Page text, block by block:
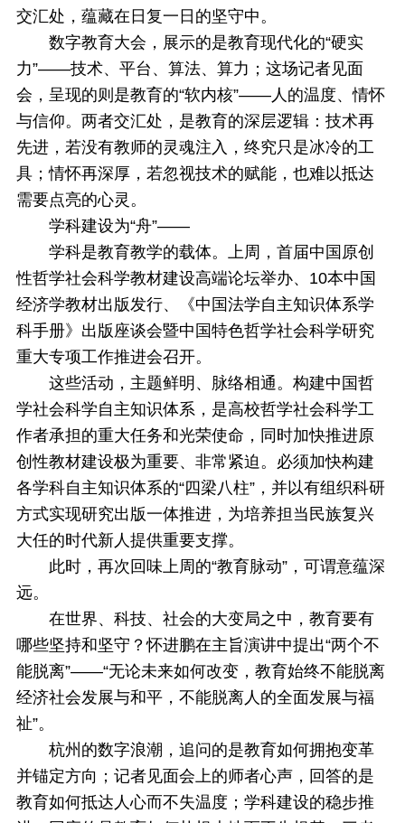
交汇处，蕴藏在日复一日的坚守中。
数字教育大会，展示的是教育现代化的“硬实
力”——技术、平台、算法、算力；这场记者见面
会，呈现的则是教育的“软内核”——人的温度、情怀
与信仰。两者交汇处，是教育的深层逻辑：技术再
先进，若没有教师的灵魂注入，终究只是冰冷的工
具；情怀再深厚，若忽视技术的赋能，也难以抵达
需要点亮的心灵。
学科建设为“舟”——
学科是教育教学的载体。上周，首届中国原创
性哲学社会科学教材建设高端论坛举办、10本中国
经济学教材出版发行、《中国法学自主知识体系学
科手册》出版座谈会暨中国特色哲学社会科学研究
重大专项工作推进会召开。
这些活动，主题鲜明、脉络相通。构建中国哲
学社会科学自主知识体系，是高校哲学社会科学工
作者承担的重大任务和光荣使命，同时加快推进原
创性教材建设极为重要、非常紧迫。必须加快构建
各学科自主知识体系的“四梁八柱”，并以有组织科研
方式实现研究出版一体推进，为培养担当民族复兴
大任的时代新人提供重要支撑。
此时，再次回味上周的“教育脉动”，可谓意蕴深
远。
在世界、科技、社会的大变局之中，教育要有
哪些坚持和坚守？怀进鹏在主旨演讲中提出“两个不
能脱离”——“无论未来如何改变，教育始终不能脱离
经济社会发展与和平，不能脱离人的全面发展与福
祉”。
杭州的数字浪潮，追问的是教育如何拥抱变革
并锚定方向；记者见面会上的师者心声，回答的是
教育如何抵达人心而不失温度；学科建设的稳步推